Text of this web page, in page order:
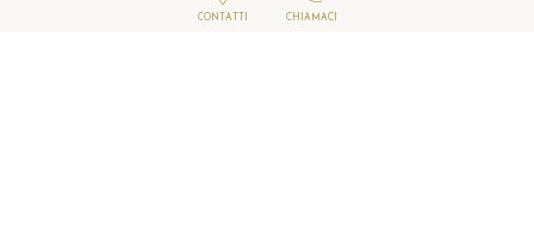
CONTATTI CHIAMACI